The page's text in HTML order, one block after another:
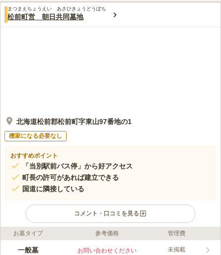
まつまえちょうえい あさひきょうどうぼち
松前町営 朝日共同墓地
北海道松前郡松前町字東山97番地の1
檀家になる必要なし
おすすめポイント
「当別駅前バス停」から好アクセス
町長の許可があれば建立できる
国道に隣接している
コメント・口コミを見る
ライフドット編集部のコメント
朝日共同墓地の使用料は1㎡あたり1,000円とリーズナブルに設定
お墓タイプ 参考価格 管理費
一般墓 お問い合わせください 未掲載